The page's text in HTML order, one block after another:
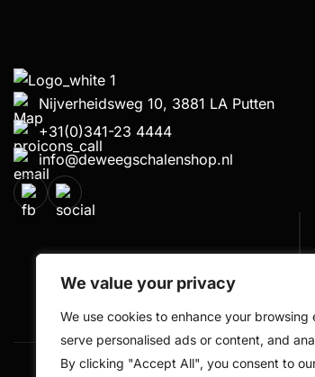
We value your privacy
We use cookies to enhance your browsing
serve personalised ads or content, and
By clicking "Accept All", you consent to
Nijverheidsweg 10, 3881 LA Putten
+31(0)341-23 4444
info@deweegschalenshop.nl